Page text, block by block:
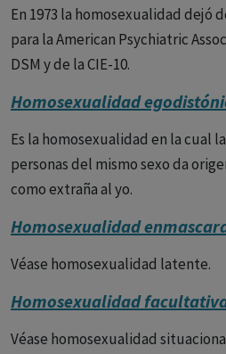
En 1973 la homosexualidad dejó
para la American Psychiatric
DSM y de la CIE-10.
Homosexualidad
Es la homosexualidad en la cual
personas del mismo sexo da
como extraña al yo.
Homosexualidad
Véase homosexualidad latente.
Homosexualidad
Véase homosexualidad